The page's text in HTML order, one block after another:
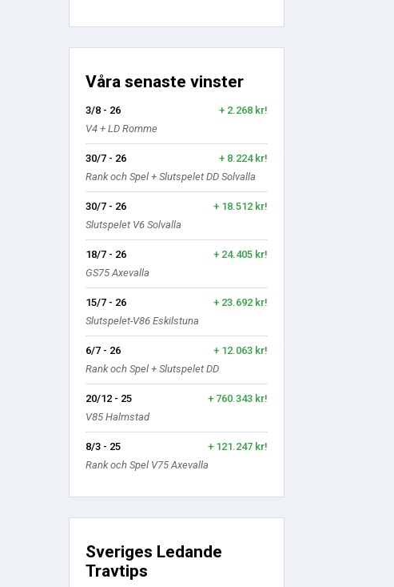
Våra senaste vinster
3/8 - 26
+ 2.268 kr!
V4 + LD Romme
30/7 - 26
+ 8.224 kr!
Rank och Spel + Slutspelet DD Solvalla
30/7 - 26
+ 18.512 kr!
Slutspelet V6 Solvalla
18/7 - 26
+ 24.405 kr!
GS75 Axevalla
15/7 - 26
+ 23.692 kr!
Slutspelet-V86 Eskilstuna
6/7 - 26
+ 12.063 kr!
Rank och Spel + Slutspelet DD
20/12 - 25
+ 760.343 kr!
V85 Halmstad
8/3 - 25
+ 121.247 kr!
Rank och Spel V75 Axevalla
Sveriges Ledande
Travtips